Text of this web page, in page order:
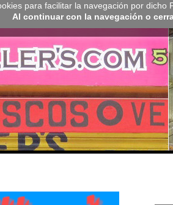
para facilitar la navegación por
Al continuar con la navegación o